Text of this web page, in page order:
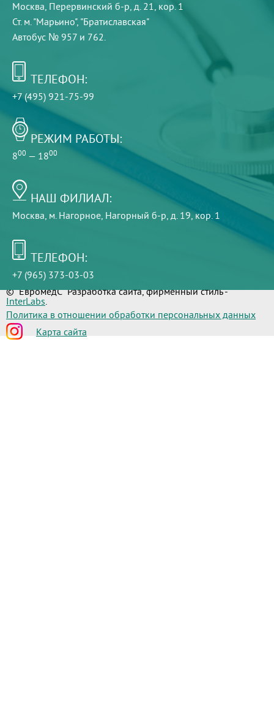
Москва, Перервинский б-р, д. 21, кор. 1
Ст. м. "Марьино", "Братиславская"
Автобус № 957 и 762.
ТЕЛЕФОН:
+7 (495) 921-75-99
РЕЖИМ РАБОТЫ:
800 — 1800
НАШ ФИЛИАЛ:
Москва, м. Нагорное, Нагорный б-р, д. 19, кор. 1
ТЕЛЕФОН:
+7 (965) 373-03-03
© "ЕвромедС" Разработка сайта, фирменный стиль -
InterLabs.
Политика в отношении обработки персональных данных
Карта сайта